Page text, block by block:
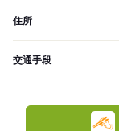
住所
交通手段